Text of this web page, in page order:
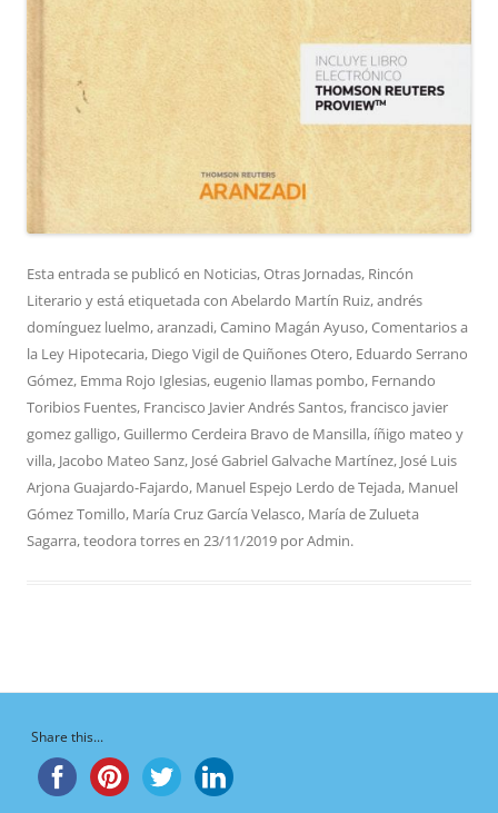
Esta entrada se publicó en Noticias,Otras Jornadas, Rincón
Literario y está etiquetada con Abelardo Martín Ruiz,andrés
domínguez luelmo,aranzadi,Camino Magán Ayuso,Comentarios a
la Ley Hipotecaria, Diego Vigil de Quiñones Otero, Eduardo Serrano
Gómez, Emma Rojo Iglesias,eugenio llamas pombo, Fernando
Toribios Fuentes, Francisco Javier Andrés Santos,francisco javier
gomez galligo,Guillermo Cerdeira Bravo de Mansilla, íñigo mateo y
villa, Jacobo Mateo Sanz, José Gabriel Galvache Martínez, José Luis
Arjona Guajardo-Fajardo, Manuel Espejo Lerdo de Tejada, Manuel
Gómez Tomillo, María Cruz García Velasco, María de Zulueta
Sagarra,teodora torresen 23/11/2019 porAdmin.
Share this...